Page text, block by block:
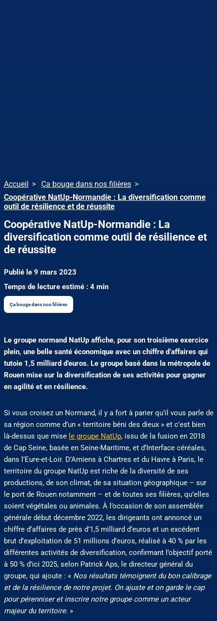
Accueil
Ça bouge dans nos filières
Coopérative NatUp-Normandie : La diversification comme
outil de résilience et de réussite
Coopérative NatUp-Normandie : La
diversification comme outil de résilience et
de réussite
Publié le 9 mars 2023
Temps de lecture estimé : 4 min
Ça bouge dans nos filières
Le groupe normand NatUp affiche, pour son troisième exercice
plein, une belle santé économique avec un chiffre d’affaires qui
tutoie 1,5 milliard d’euros. Le groupe basé dans la métropole de
Rouen mise sur la diversification de ses activités pour gagner
en agilité et en résilience.
Si vous croisez un Normand, il y a fort à parier qu’il vous parle de
sa région comme d’un « territoire béni des dieux » et c’est bien
là-dessus que mise le groupe NatUp, issu de la fusion en 2018
de Cap Seine, basée en Seine-Maritime, et d’Interface céréales,
dans l’Eure-et-Loir. D’Amiens à Chartres et du Havre à Paris, le
territoire du groupe NatUp est riche de la diversité de ses
productions, de son climat, de sa situation géographique – sur
le port de Rouen notamment – et de toutes ses filières, qu’elles
soient végétales ou animales. À l’occasion de son assemblée
générale début décembre 2022, les dirigeants ont annoncé un
chiffre d’affaires de près d’1,5 milliard d’euros et un excédent
brut d’exploitation de 51 millions d’euros, réalisé à 40 % par les
différentes activités de diversification, confirmant l’objectif porté
à 50 % d’ici 2025, selon Patrick Aps, le directeur général du
groupe, qui ajoute : « Nos résultats témoignent du bon calibrage
et de la résilience de notre projet. On ajuste et on garde le cap
pour pérenniser et inscrire notre groupe comme un acteur
majeur du territoire. »